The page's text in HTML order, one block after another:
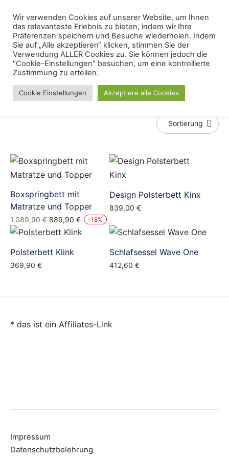
content
Menu
Polsterbett
Polsterbett
Boxspringbett mit
Matratze und Topper
1.089,90€ Ursprünglicher
Preis
1.089,90 €
889,90 €Aktueller
Preis
889,90 €.
-18%
Design Polsterbett Kinx
839,00 €
Polsterbett Klink
369,90 €
Schlafsessel Wave One
412,60 €
* das ist ein Affiliates-Link
Impressum
Datenschutzbelehrung
Wir verwenden Cookies auf unserer Website, um Ihnen
das relevanteste Erlebnis zu bieten, indem wir Ihre
Präferenzen speichern und Besuche wiederholen. Indem
Sie auf „Alle akzeptieren“ klicken, stimmen Sie der
Verwendung ALLER Cookies zu. Sie können jedoch die
"Cookie-Einstellungen" besuchen, um eine kontrollierte
Zustimmung zu erteilen.
Cookie Einstellungen Akzeptiere alle Cookies